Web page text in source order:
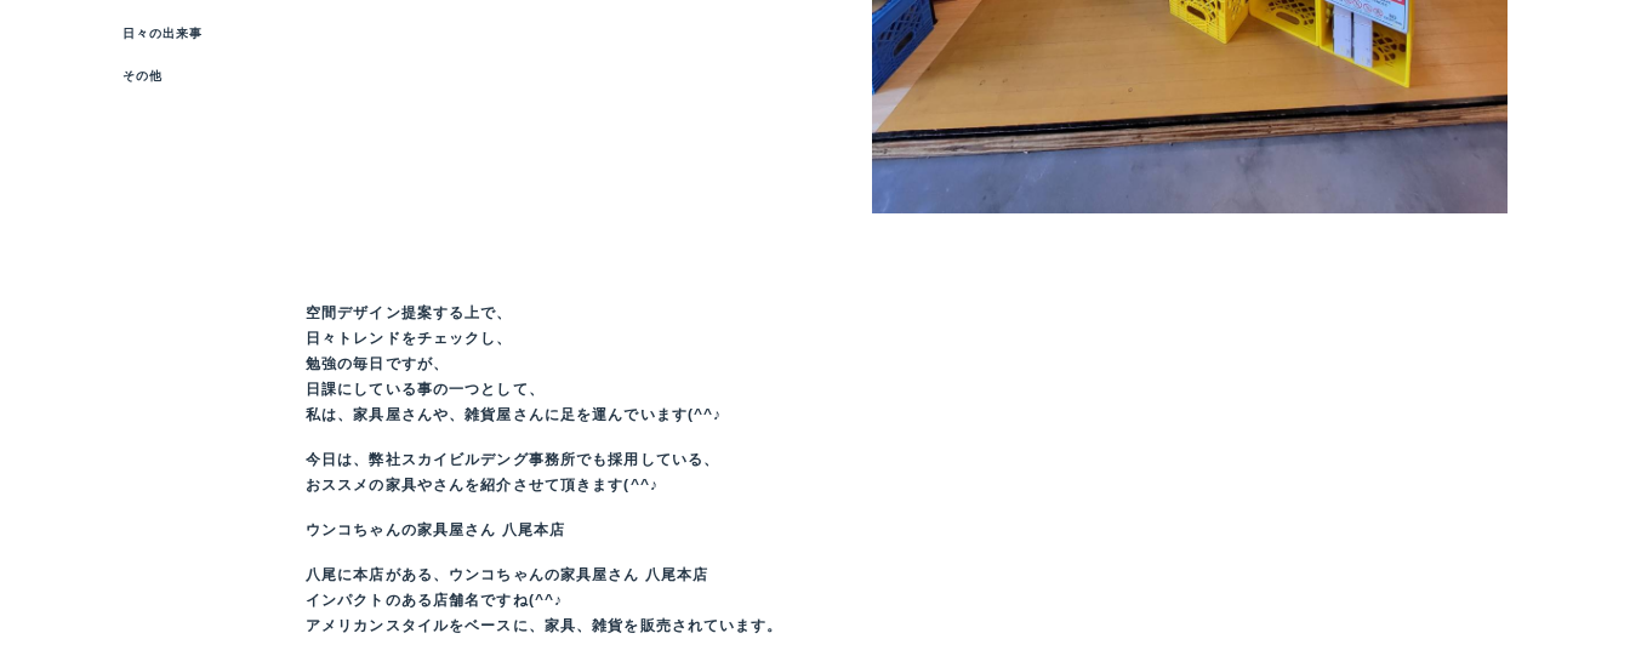
空間デザイン提案する上で、
日々トレンドをチェックし、
勉強の毎日ですが、
日課にしている事の一つとして、
私は、家具屋さんや、雑貨屋さんに足を運んでいます(^^♪
今日は、弊社スカイビルデング事務所でも採用している、
おススメの家具やさんを紹介させて頂きます(^^♪
ウンコちゃんの家具屋さん 八尾本店
八尾に本店がある、ウンコちゃんの家具屋さん 八尾本店
インパクトのある店舗名ですね(^^♪
アメリカンスタイルをベースに、家具、雑貨を販売されています。
日々の出来事
その他